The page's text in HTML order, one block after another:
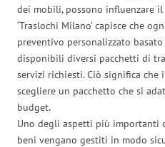
dei mobili, possono influenzare
‘Traslochi Milano’ capisce che
preventivo personalizzato
disponibili diversi pacchetti di
servizi richiesti. Ciò significa
scegliere un pacchetto che si
budget.
Uno degli aspetti più importanti
beni vengano gestiti in modo